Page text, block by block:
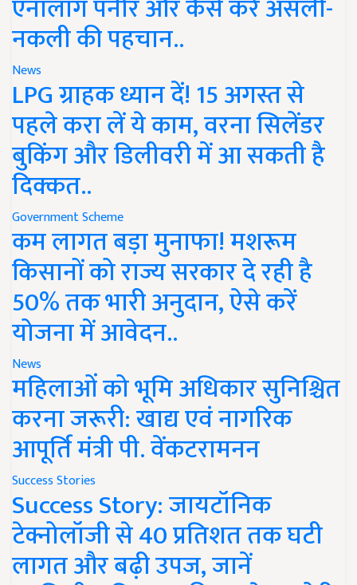
एनालॉग पनीर और कैसे करें असली-
नकली की पहचान..
News
LPG ग्राहक ध्यान दें! 15 अगस्त से
पहले करा लें ये काम, वरना सिलेंडर
बुकिंग और डिलीवरी में आ सकती है
दिक्कत..
Government Scheme
कम लागत बड़ा मुनाफा! मशरूम
किसानों को राज्य सरकार दे रही है
50% तक भारी अनुदान, ऐसे करें
योजना में आवेदन..
News
महिलाओं को भूमि अधिकार सुनिश्चित
करना जरूरी: खाद्य एवं नागरिक
आपूर्ति मंत्री पी. वेंकटरामनन
Success Stories
Success Story: जायटॉनिक
टेक्नोलॉजी से 40 प्रतिशत तक घटी
लागत और बढ़ी उपज, जानें